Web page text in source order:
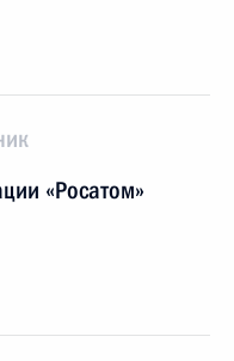
«Росатом»